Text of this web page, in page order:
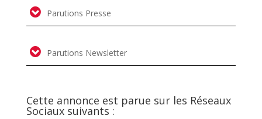
Parutions Presse
Parutions Newsletter
Cette annonce est parue sur les Réseaux
Sociaux suivants :